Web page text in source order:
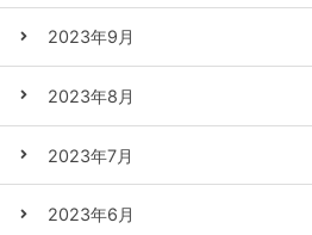
2023年9月
2023年8月
2023年7月
2023年6月